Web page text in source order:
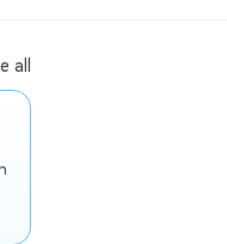
all